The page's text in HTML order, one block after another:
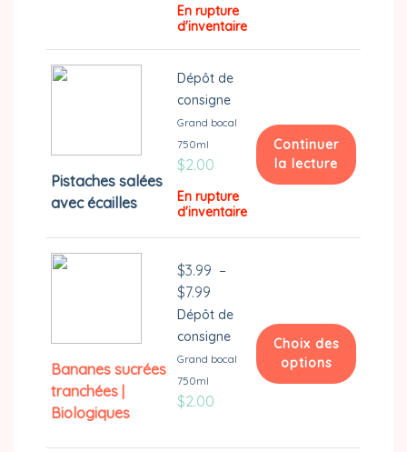
En rupture
d'inventaire
Pistaches salées
avec écailles
Dépôt de
consigne
Grand bocal
750ml
$2.00
En rupture
d'inventaire
Continuer
la lecture
Bananes sucrées
tranchées |
Biologiques
$3.99 –
$7.99
de
prix :
$3.99
$7.99
Dépôt de
consigne
Grand bocal
750ml
$2.00
Choix des
options